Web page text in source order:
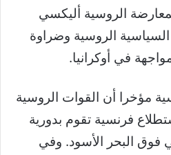
الروسية أليكسي
الروسية وضراوة
في أوكرانيا.
مؤخرا أن القوات الروسية
فرنسية تقوم بدورية
فوق البحر الأسود. وفي